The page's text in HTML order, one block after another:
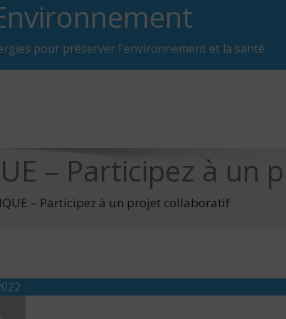
pour préserver l'environnement et la santé
– Participez à un
– Participez à un projet collaboratif